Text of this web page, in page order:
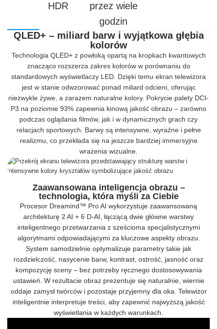
HDR
przez wiele
godzin
QLED+ – miliard barw i wyjątkowa głębia
kolorów
Technologia QLED+ z powłoką opartą na kropkach kwantowych
znacząco rozszerza zakres kolorów w porównaniu do
standardowych wyświetlaczy LED. Dzięki temu ekran telewizora
jest w stanie odwzorować ponad miliard odcieni, oferując
niezwykle żywe, a zarazem naturalne kolory. Pokrycie palety DCI-
P3 na poziomie 93% zapewnia kinową jakość obrazu – zarówno
podczas oglądania filmów, jak i w dynamicznych grach czy
relacjach sportowych. Barwy są intensywne, wyraźne i pełne
realizmu, co przekłada się na jeszcze bardziej immersyjne
wrażenia wizualne.
Zaawansowana inteligencja obrazu –
technologia, która myśli za Ciebie
Procesor Dreamind™ Pro AI wykorzystuje zaawansowaną
architekturę 2 AI + 6 D-AI, łączącą dwie główne warstwy
inteligentnego przetwarzania z sześcioma specjalistycznymi
algorytmami odpowiadającymi za kluczowe aspekty obrazu.
System samodzielnie optymalizuje parametry takie jak
rozdzielczość, nasycenie barw, kontrast, ostrość, jasność oraz
kompozycję sceny – bez potrzeby ręcznego dostosowywania
ustawień. W rezultacie obraz prezentuje się naturalnie, wiernie
oddaje zamysł twórców i pozostaje przyjemny dla oka. Telewizor
inteligentnie interpretuje treści, aby zapewnić najwyższą jakość
wyświetlania w każdych warunkach.